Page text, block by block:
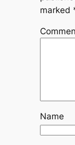
marked
Name